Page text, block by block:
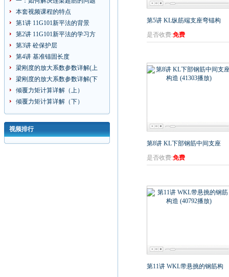
本套视频课程的特点
第1讲 11G101新平法的背景
第2讲 11G101新平法的学习方
第3讲 砼保护层
第4讲 基准锚固长度
梁刚度的放大系数参数详解(上
梁刚度的放大系数参数详解(下
倾覆力矩计算详解（上）
倾覆力矩计算详解（下）
视频排行
第5讲 KL纵筋端支座弯锚构
是否收费:免费
第8讲 KL下部钢筋中间支座
是否收费:免费
第11讲 WKL带悬挑的钢筋构